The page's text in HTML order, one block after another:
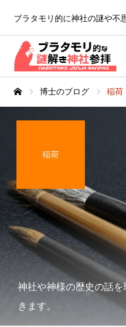
ブラタモリ的に神社の謎や不
博士のブログ 稲荷
稲荷
神社や神様の歴史の話
きます。